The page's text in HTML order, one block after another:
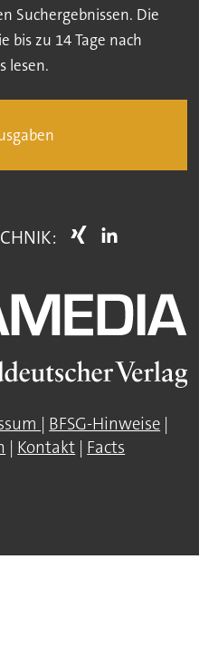
Suchergebnissen. Die
bis zu 14 Tage nach
lesen.
| BFSG-Hinweise |
| Kontakt | Facts